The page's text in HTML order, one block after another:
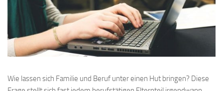
Wie lassen sich Familie und Beruf unter einen Hut bringen? Diese